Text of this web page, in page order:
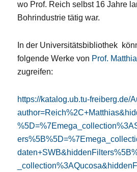
wo Prof. Reich selbst 16 Jahre
Bohrindustrie tätig war.
In der Universitätsbibliothek
folgende Werke von Prof.
zugreifen:
https://katalog.ub.tu-freiberg.de/